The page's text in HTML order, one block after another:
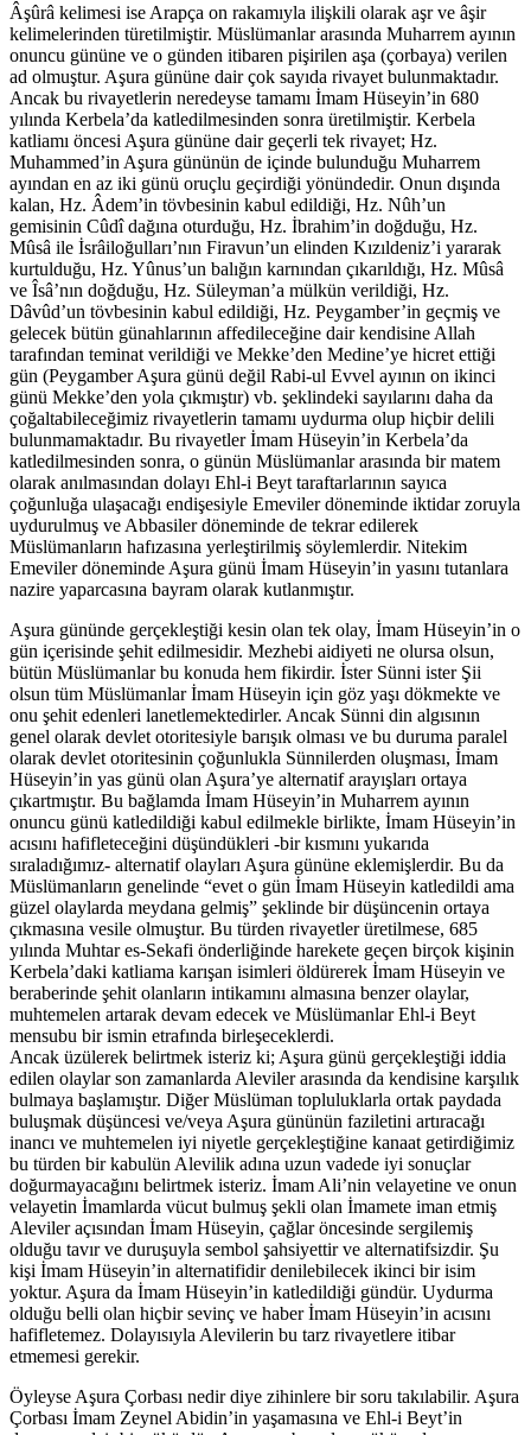
Âşûrâ kelimesi ise Arapça on rakamıyla ilişkili olarak aşr ve âşir
kelimelerinden türetilmiştir. Müslümanlar arasında Muharrem ayının
onuncu gününe ve o günden itibaren pişirilen aşa (çorbaya) verilen
ad olmuştur. Aşura gününe dair çok sayıda rivayet bulunmaktadır.
Ancak bu rivayetlerin neredeyse tamamı İmam Hüseyin’in 680
yılında Kerbela’da katledilmesinden sonra üretilmiştir. Kerbela
katliamı öncesi Aşura gününe dair geçerli tek rivayet; Hz.
Muhammed’in Aşura gününün de içinde bulunduğu Muharrem
ayından en az iki günü oruçlu geçirdiği yönündedir. Onun dışında
kalan, Hz. Âdem’in tövbesinin kabul edildiği, Hz. Nûh’un
gemisinin Cûdî dağına oturduğu, Hz. İbrahim’in doğduğu, Hz.
Mûsâ ile İsrâiloğulları’nın Firavun’un elinden Kızıldeniz’i yararak
kurtulduğu, Hz. Yûnus’un balığın karnından çıkarıldığı, Hz. Mûsâ
ve Îsâ’nın doğduğu, Hz. Süleyman’a mülkün verildiği, Hz.
Dâvûd’un tövbesinin kabul edildiği, Hz. Peygamber’in geçmiş ve
gelecek bütün günahlarının affedileceğine dair kendisine Allah
tarafından teminat verildiği ve Mekke’den Medine’ye hicret ettiği
gün (Peygamber Aşura günü değil Rabi-ul Evvel ayının on ikinci
günü Mekke’den yola çıkmıştır) vb. şeklindeki sayılarını daha da
çoğaltabileceğimiz rivayetlerin tamamı uydurma olup hiçbir delili
bulunmamaktadır. Bu rivayetler İmam Hüseyin’in Kerbela’da
katledilmesinden sonra, o günün Müslümanlar arasında bir matem
olarak anılmasından dolayı Ehl-i Beyt taraftarlarının sayıca
çoğunluğa ulaşacağı endişesiyle Emeviler döneminde iktidar zoruyla
uydurulmuş ve Abbasiler döneminde de tekrar edilerek
Müslümanların hafızasına yerleştirilmiş söylemlerdir. Nitekim
Emeviler döneminde Aşura günü İmam Hüseyin’in yasını tutanlara
nazire yaparcasına bayram olarak kutlanmıştır.
Aşura gününde gerçekleştiği kesin olan tek olay, İmam Hüseyin’in o
gün içerisinde şehit edilmesidir. Mezhebi aidiyeti ne olursa olsun,
bütün Müslümanlar bu konuda hem fikirdir. İster Sünni ister Şii
olsun tüm Müslümanlar İmam Hüseyin için göz yaşı dökmekte ve
onu şehit edenleri lanetlemektedirler. Ancak Sünni din algısının
genel olarak devlet otoritesiyle barışık olması ve bu duruma paralel
olarak devlet otoritesinin çoğunlukla Sünnilerden oluşması, İmam
Hüseyin’in yas günü olan Aşura’ye alternatif arayışları ortaya
çıkartmıştır. Bu bağlamda İmam Hüseyin’in Muharrem ayının
onuncu günü katledildiği kabul edilmekle birlikte, İmam Hüseyin’in
acısını hafifleteceğini düşündükleri -bir kısmını yukarıda
sıraladığımız- alternatif olayları Aşura gününe eklemişlerdir. Bu da
Müslümanların genelinde “evet o gün İmam Hüseyin katledildi ama
güzel olaylarda meydana gelmiş” şeklinde bir düşüncenin ortaya
çıkmasına vesile olmuştur. Bu türden rivayetler üretilmese, 685
yılında Muhtar es-Sekafi önderliğinde harekete geçen birçok kişinin
Kerbela’daki katliama karışan isimleri öldürerek İmam Hüseyin ve
beraberinde şehit olanların intikamını almasına benzer olaylar,
muhtemelen artarak devam edecek ve Müslümanlar Ehl-i Beyt
mensubu bir ismin etrafında birleşeceklerdi.
Ancak üzülerek belirtmek isteriz ki; Aşura günü gerçekleştiği iddia
edilen olaylar son zamanlarda Aleviler arasında da kendisine karşılık
bulmaya başlamıştır. Diğer Müslüman topluluklarla ortak paydada
buluşmak düşüncesi ve/veya Aşura gününün faziletini artıracağı
inancı ve muhtemelen iyi niyetle gerçekleştiğine kanaat getirdiğimiz
bu türden bir kabulün Alevilik adına uzun vadede iyi sonuçlar
doğurmayacağını belirtmek isteriz. İmam Ali’nin velayetine ve onun
velayetin İmamlarda vücut bulmuş şekli olan İmamete iman etmiş
Aleviler açısından İmam Hüseyin, çağlar öncesinde sergilemiş
olduğu tavır ve duruşuyla sembol şahsiyettir ve alternatifsizdir. Şu
kişi İmam Hüseyin’in alternatifidir denilebilecek ikinci bir isim
yoktur. Aşura da İmam Hüseyin’in katledildiği gündür. Uydurma
olduğu belli olan hiçbir sevinç ve haber İmam Hüseyin’in acısını
hafifletemez. Dolayısıyla Alevilerin bu tarz rivayetlere itibar
etmemesi gerekir.
Öyleyse Aşura Çorbası nedir diye zihinlere bir soru takılabilir. Aşura
Çorbası İmam Zeynel Abidin’in yaşamasına ve Ehl-i Beyt’in